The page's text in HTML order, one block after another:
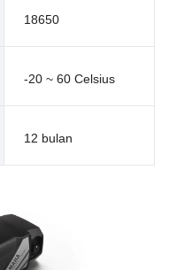
18650
-20 ~ 60 Celsius
12 bulan